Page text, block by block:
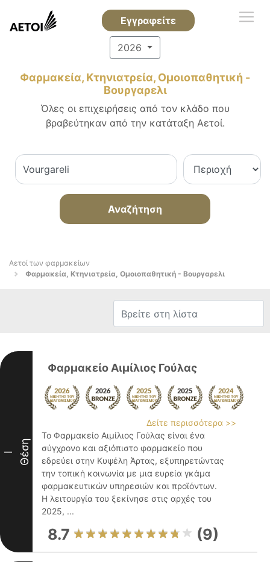
Εγγραφείτε
2026
Φαρμακεία, Κτηνιατρεία, Ομοιοπαθητική -
Βουργαρελι
Όλες οι επιχειρήσεις από τον κλάδο που
βραβεύτηκαν από την κατάταξη Αετοί.
Αναζήτηση
Αετοί των φαρμακείων
Φαρμακεία, Κτηνιατρεία, Ομοιοπαθητική - Βουργαρελι
I Θέση
Φαρμακείο Αιμίλιος Γούλας
Δείτε περισσότερα >>
Το Φαρμακείο Αιμίλιος Γούλας είναι ένα
σύγχρονο και αξιόπιστο φαρμακείο που
εδρεύει στην Κυψέλη Άρτας, εξυπηρετώντας
την τοπική κοινωνία με μια ευρεία γκάμα
φαρμακευτικών υπηρεσιών και προϊόντων.
Η λειτουργία του ξεκίνησε στις αρχές του
2025, ...
8.7 (9)